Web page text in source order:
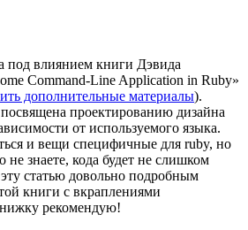
под влиянием книги Дэвида
Command-Line Application in Ruby»
дополнительные материалы).
посвящена проектированию дизайна
от используемого языка.
и вещи специфичные для ruby, но
не знаете, кода будет не слишком
статью довольно подробным
книги с вкраплениями
рекомендую!